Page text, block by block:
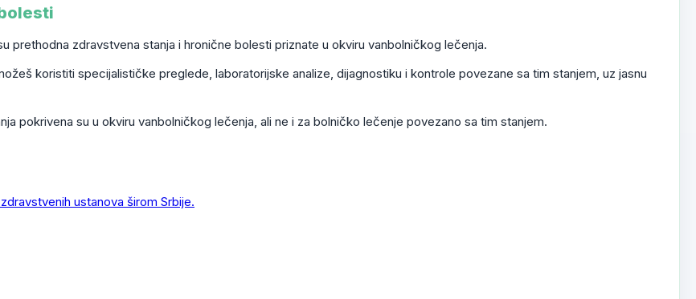
prethodna zdravstvena stanja i hronične bolesti priznate u okviru vanbolničkog lečenja.
koristiti specijalističke preglede, laboratorijske analize, dijagnostiku i kontrole povezane sa tim stanjem, uz jasnu
pokrivena su u okviru vanbolničkog lečenja, ali ne i za bolničko lečenje povezano sa tim stanjem.
ustanova širom Srbije.